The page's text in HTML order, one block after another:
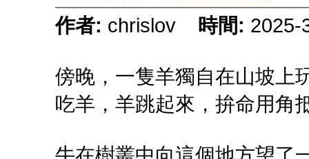
作者: chrislov 時間:
傍晚，一隻羊獨自在山坡上
吃羊，羊跳起來，拚命用角